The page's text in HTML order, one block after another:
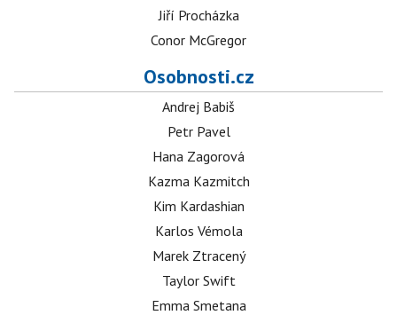
Jiří Procházka
Conor McGregor
Osobnosti.cz
Andrej Babiš
Petr Pavel
Hana Zagorová
Kazma Kazmitch
Kim Kardashian
Karlos Vémola
Marek Ztracený
Taylor Swift
Emma Smetana